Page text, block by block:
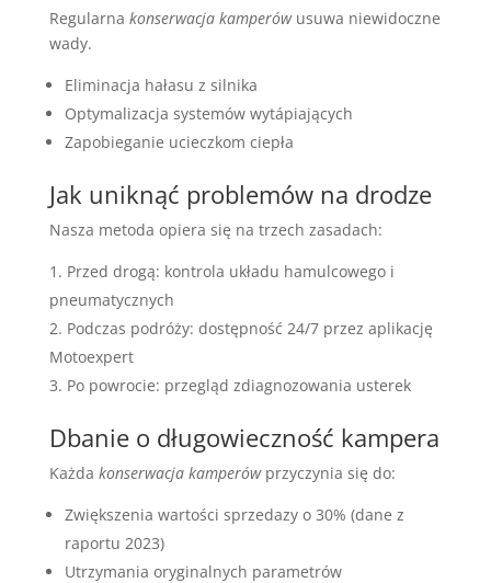
Regularna konserwacja kamperówusuwa niewidoczne
wady.
Eliminacja hałasu z silnika
Optymalizacja systemów wytápiających
Zapobieganie ucieczkom ciepła
Jak uniknąć problemów na drodze
Nasza metoda opiera się na trzech zasadach:
Przed drogą: kontrola układu hamulcowego i
pneumatycznych
Podczas podróży: dostępność 24/7 przez aplikację
Motoexpert
Po powrocie: przegląd zdiagnozowania usterek
Dbanie o długowieczność kampera
Każda konserwacja kamperówprzyczynia się do:
Zwiększenia wartości sprzedazy o 30% (dane z
raportu 2023)
Utrzymania oryginalnych parametrów